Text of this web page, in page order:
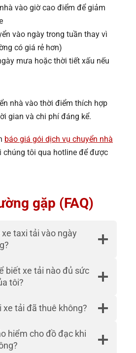
vào giờ cao điểm để giảm
vào ngày trong tuần thay vì
có giá rẻ hơn)
mưa hoặc thời tiết xấu nếu
nhà vào thời điểm thích hợp
gian và chi phí đáng kể.
báo giá gói dịch vụ chuyển nhà
chúng tôi qua hotline để được
gặp (FAQ)
taxi tải vào ngày
biết xe tải nào đủ sức
tôi?
xe tải đã thuê không?
hiểm cho đồ đạc khi